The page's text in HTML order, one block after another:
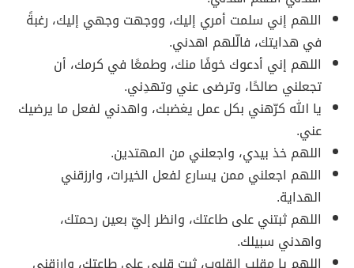
اللهم إني سلمت أمري إليك، ووجهت وجهي إليك، رغبةً
في هدايتك، فالّلهم اهدني.
اللهم إني أدعوك خوفًا منك، وطمعًا في كرمك، أن
تجعلني صالحًا، وترضى عني وتهدِني.
يا الله كرّهني بكل عمل يغضبك، واهدني لفعل ما يرضيك
عني.
اللهم خذ بيدي، واجعلني من المهتدين.
اللهم اجعلني ممن يسارع لفعل الخيرات، وارزقني
الهداية.
اللهم ثبتني على طاعتك، وانظر إليّ بعين رحمتك،
واهدني سبيلك.